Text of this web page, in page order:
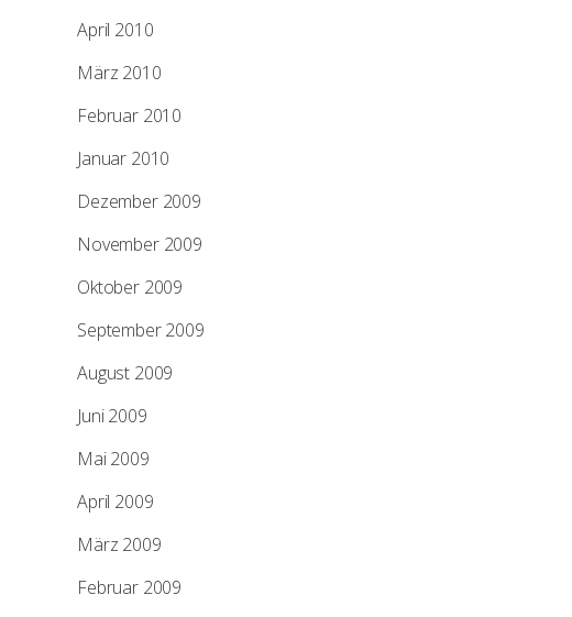
April 2010
März 2010
Februar 2010
Januar 2010
Dezember 2009
November 2009
Oktober 2009
September 2009
August 2009
Juni 2009
Mai 2009
April 2009
März 2009
Februar 2009